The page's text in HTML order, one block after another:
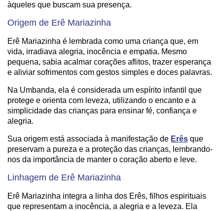
àqueles que buscam sua presença.
Origem de Erê Mariazinha
Erê Mariazinha é lembrada como uma criança que, em
vida, irradiava alegria, inocência e empatia. Mesmo
pequena, sabia acalmar corações aflitos, trazer esperança
e aliviar sofrimentos com gestos simples e doces palavras.
Na Umbanda, ela é considerada um espírito infantil que
protege e orienta com leveza, utilizando o encanto e a
simplicidade das crianças para ensinar fé, confiança e
alegria.
Sua origem está associada à manifestação de Erês que
preservam a pureza e a proteção das crianças, lembrando-
nos da importância de manter o coração aberto e leve.
Linhagem de Erê Mariazinha
Erê Mariazinha integra a linha dos Erês, filhos espirituais
que representam a inocência, a alegria e a leveza. Ela